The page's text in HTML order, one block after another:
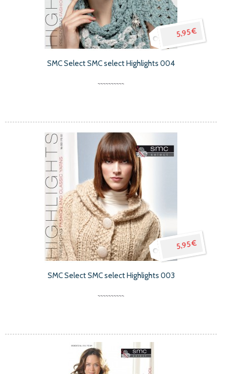
5,95 €
SMC Select SMC select Highlights 004
5,95 €
SMC Select SMC select Highlights 003